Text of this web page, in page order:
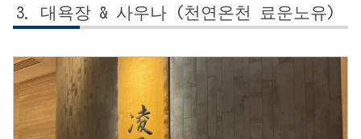
대욕장 & 사우나 (천연온천 료운노유)